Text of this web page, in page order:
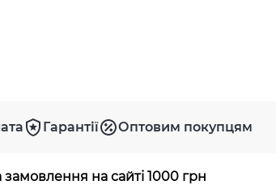
Гарантії Оптовим покупцям
замовлення на сайті 1000 грн